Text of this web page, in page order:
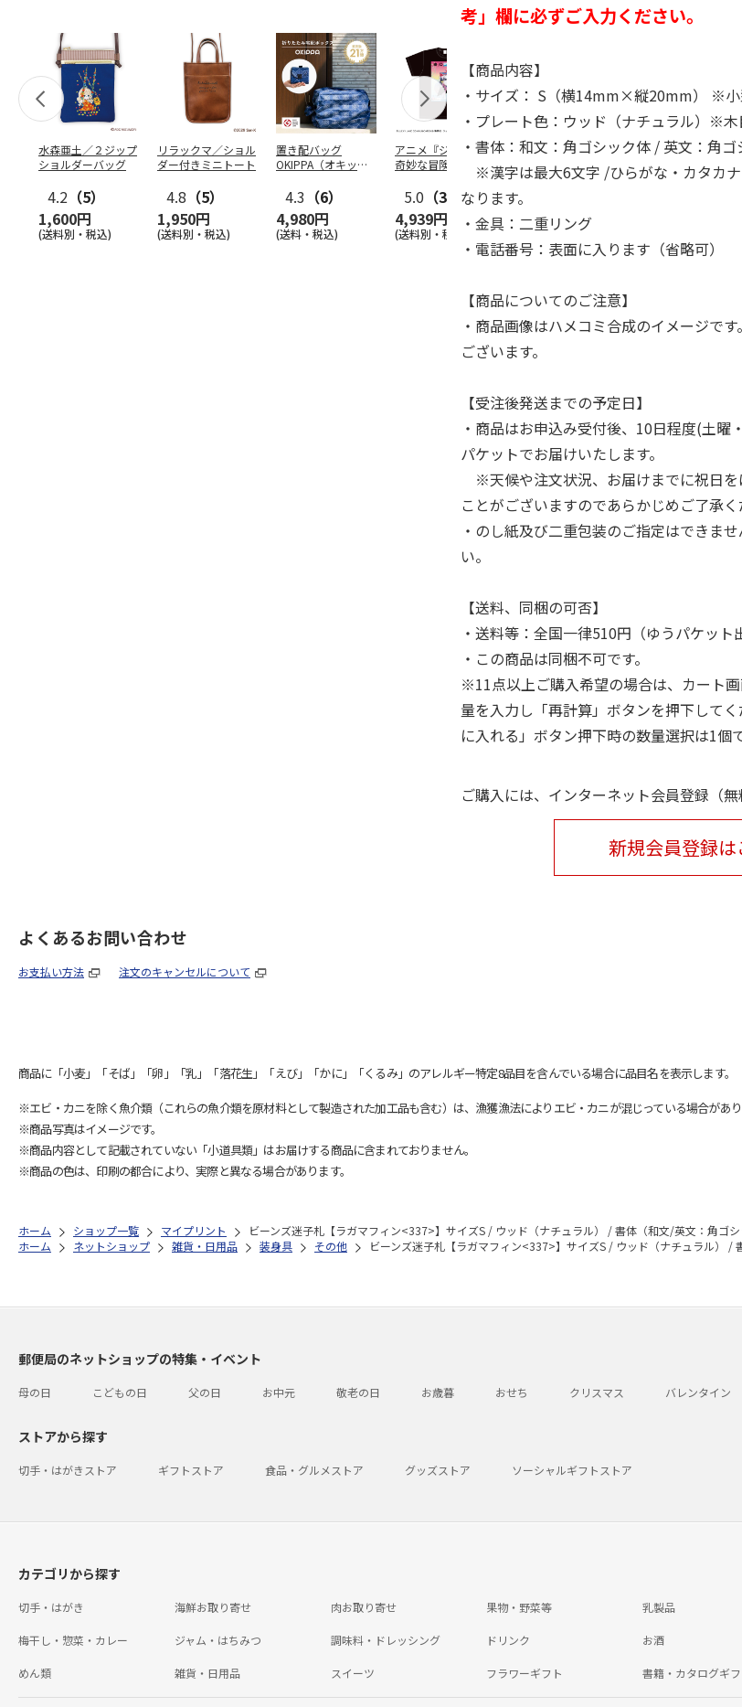
水森亜土／２ジップ
ショルダーバッグ
4.2 （5）
1,600円
(送料別・税込)
リラックマ／ショル
ダー付きミニトート
4.8 （5）
1,950円
(送料別・税込)
置き配バッグ
OKIPPA（オキッ
4.3 （6）
4,980円
(送料・税込)
アニメ『ジョジョの
奇妙な冒険 黄金の
…
5.0 （3）
4,939円
(送料別・税込)
コジコジ／ショルダ
ー付きバッグ
1,760円
(送料別・税込)
POSTIES オリジナ
ルTシャツ Sサイズ
考」欄に必ずご入力ください。
【商品内容】
・サイズ： S（横14mm×縦20mm） ※
・プレート色：ウッド（ナチュラル）※
・書体：和文：角ゴシック体 / 英文：角
※漢字は最大6文字 /ひらがな・カタカ
なります。
・金具：二重リング
・電話番号：表面に入ります（省略可）
【商品についてのご注意】
・商品画像はハメコミ合成のイメージで
ございます。
【受注後発送までの予定日】
・商品はお申込み受付後、10日程度(土曜
パケットでお届けいたします。
※天候や注文状況、お届けまでに祝日を
ことがございますのであらかじめご了承く
・のし紙及び二重包装のご指定はできま
い。
【送料、同梱の可否】
・送料等：全国一律510円（ゆうパケット
・この商品は同梱不可です。
※11点以上ご購入希望の場合は、カート
量を入力し「再計算」ボタンを押下して
に入れる」ボタン押下時の数量選択は1個
ご購入には、インターネット会員登録（無
新規会員登録は
よくあるお問い合わせ
お支払い方法 注文のキャンセルについて
商品に「小麦」「そば」「卵」「乳」「落花生」「えび」「かに」「くるみ」のアレルギー特定8品目を含んでいる場合に品目名を表示します。
※エビ・カニを除く魚介類（これらの魚介類を原材料として製造された加工品も含む）は、漁獲漁法によりエビ・カニが混じっている場合があ
※商品写真はイメージです。
※商品内容として記載されていない「小道具類」はお届けする商品に含まれておりません。
※商品の色は、印刷の都合により、実際と異なる場合があります。
ホーム ショップ一覧 マイプリント
ビーンズ迷子札【ラガマフィン<337>】サイズS / ウッド（ナチュラル） / 書体（和文/英文：角ゴシ
ホーム
ネットショップ 雑貨・日用品 装身具 その他 ビーンズ迷子札【ラガマフィン<337>】サイズS / ウッド（ナチュラル） /
郵便局のネットショップの特集・イベント
母の日 こどもの日 父の日 お中元 敬老の日 お歳暮 おせち クリスマス バレンタイン
ストアから探す
切手・はがきストア ギフトストア 食品・グルメストア グッズストア ソーシャルギフトストア
カテゴリから探す
切手・はがき 海鮮お取り寄せ 肉お取り寄せ 果物・野菜等 乳製品
梅干し・惣菜・カレー ジャム・はちみつ 調味料・ドレッシング ドリンク お酒
めん類 雑貨・日用品 スイーツ フラワーギフト 書籍・カタログギフ